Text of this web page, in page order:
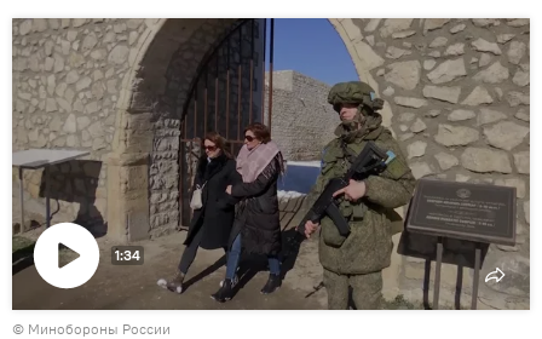
Воспроизвести
видео
1:34
© Минобороны России